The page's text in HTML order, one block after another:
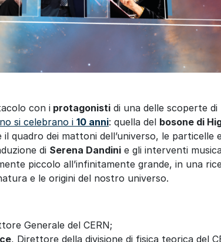
con i protagonisti di una delle scoperte
si celebrano i 10 anni: quella del bosone di
quadro dei mattoni dell’universo, le particelle
di Serena Dandini e gli interventi
piccolo all’infinitamente grande, in una
e le origini del nostro universo.
Generale del CERN;
, Direttore della divisione di fisica teorica del